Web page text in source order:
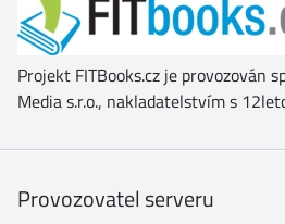
Projekt FITBooks.cz je provozován
Media s.r.o., nakladatelstvím s
Provozovatel serveru